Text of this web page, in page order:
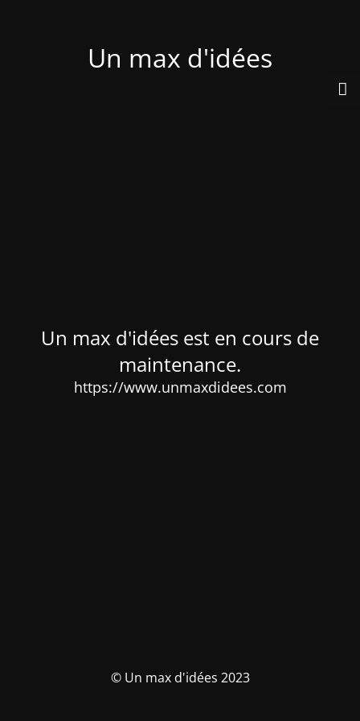
Un max d'idées
Un max d'idées est en cours de
maintenance.
https://www.unmaxdidees.com
© Un max d'idées 2023